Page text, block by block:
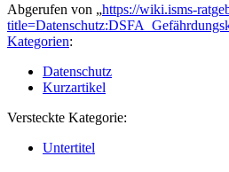
Abgerufen von „https://wiki.isms-
Kategorien:
Datenschutz
Kurzartikel
Versteckte Kategorie:
Untertitel